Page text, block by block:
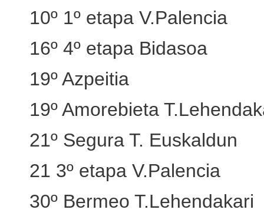
10º 1º etapa V.Palencia
16º 4º etapa Bidasoa
19º Azpeitia
19º Amorebieta
21º Segura T. Euskaldun
21 3º etapa V.Palencia
30º Bermeo T.Lehendakari